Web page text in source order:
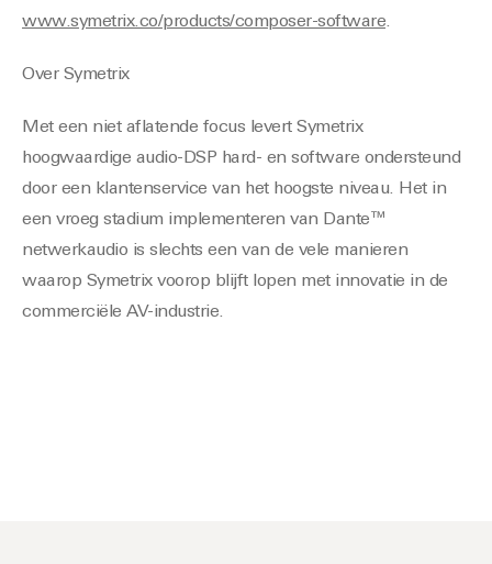
www.symetrix.co/products/composer-software.
Over Symetrix
Met een niet aflatende focus levert Symetrix
hoogwaardige audio-DSP hard- en software ondersteund
door een klantenservice van het hoogste niveau. Het in
een vroeg stadium implementeren van Dante™
netwerkaudio is slechts een van de vele manieren
waarop Symetrix voorop blijft lopen met innovatie in de
commerciële AV-industrie.